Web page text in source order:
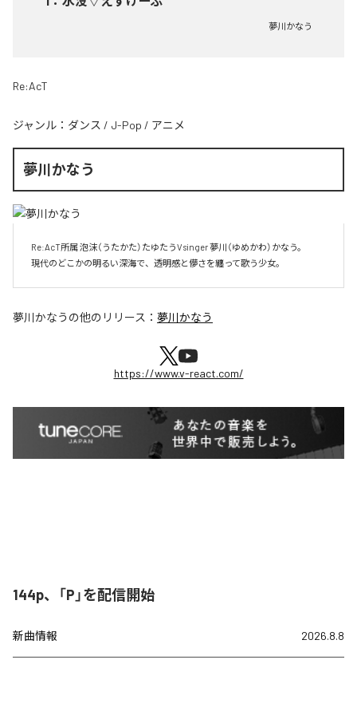
夢川かなう
Re:AcT
ジャンル： ダンス / J-Pop / アニメ
夢川かなう
現代のどこかの明るい深海で、透明感と儚さを纏って歌う少女。
夢川かなう の他のリリース： 夢川かなう
https://www.v-react.com/
144p、「P」を配信開始
新曲情報 2026.8.8